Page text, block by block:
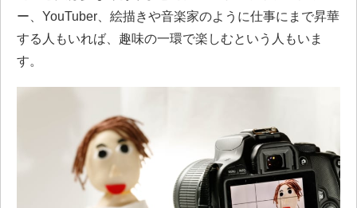
ー、YouTuber、絵描きや音楽家のように仕事にまで昇華
する人もいれば、趣味の一環で楽しむという人もいま
す。